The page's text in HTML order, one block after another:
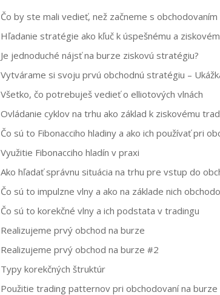
Čo by ste mali vedieť, než začneme s obchodovaním
Hľadanie stratégie ako kľuč k úspešnému a
Je jednoduché nájsť na burze ziskovú stratégiu?
Vytvárame si svoju prvú obchodnú stratégiu –
Všetko, čo potrebuješ vedieť o elliotových vlnách
Ovládanie cyklov na trhu ako základ k ziskovému
Čo sú to Fibonacciho hladiny a ako ich používať pri
Využitie Fibonacciho hladín v praxi
Ako hľadať správnu situácia na trhu pre vstup do
Čo sú to impulzne vlny a ako na základe nich
Čo sú to korekčné vlny a ich podstata v tradingu
Realizujeme prvý obchod na burze
Realizujeme prvý obchod na burze #2
Typy korekčných štruktúr
Použitie trading patternov pri obchodovaní na burze